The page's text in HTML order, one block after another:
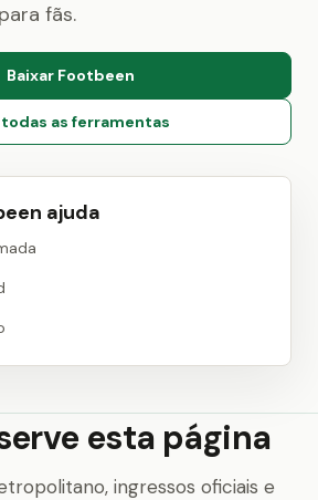
fãs.
Baixar Footbeen
as ferramentas
ajuda
esta página
ingressos oficiais e